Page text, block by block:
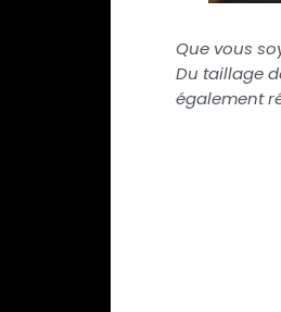
Que vous
Du taillage
également